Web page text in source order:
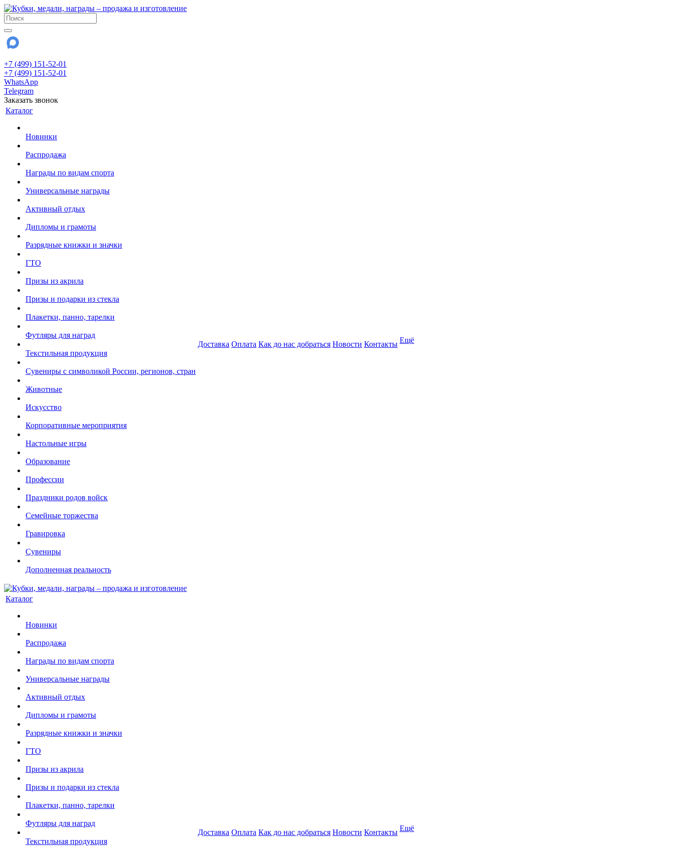
+7 (499) 151-52-01
+7 (499) 151-52-01
WhatsApp
Telegram
Заказать звонок
Каталог
Новинки
Распродажа
Награды по видам спорта
Универсальные награды
Активный отдых
Дипломы и грамоты
Разрядные книжки и значки
ГТО
Призы из акрила
Призы и подарки из стекла
Плакетки, панно, тарелки
Футляры для наград
Текстильная продукция
Сувениры с символикой России, регионов, стран
Животные
Искусство
Корпоративные мероприятия
Настольные игры
Образование
Профессии
Праздники родов войск
Семейные торжества
Гравировка
Сувениры
Дополненная реальность
Доставка Оплата Как до нас добраться Новости Контакты Ещё
Каталог
Новинки
Распродажа
Награды по видам спорта
Универсальные награды
Активный отдых
Дипломы и грамоты
Разрядные книжки и значки
ГТО
Призы из акрила
Призы и подарки из стекла
Плакетки, панно, тарелки
Футляры для наград
Текстильная продукция
Доставка Оплата Как до нас добраться Новости Контакты Ещё